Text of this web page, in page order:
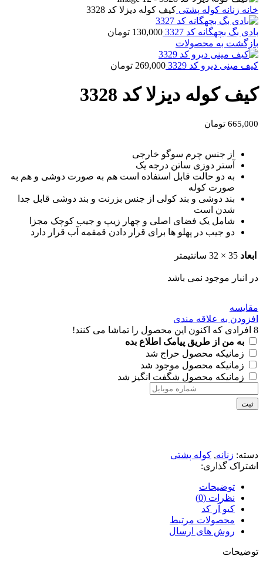
خانه زنانه کوله پشتی کیف کوله دیزلا کد 3328
بادی بگ بچهگانه کد 3327 130,000 تومان
بازگشت به محصولات
کیف مینی دیرو کد 3329 269,000 تومان
کیف کوله دیزلا کد 3328
665,000 تومان
از جنس چرم سوگو خارجی
آستر دوزی ساتن درجه یک
به دو حالت قابل استفاده است هم به صورت دوشی و هم به
صورت کوله
بند دوشی و بند کولی از جنس بزرنت و بند دوشی قابل جدا
شدن است
شامل یک فضای اصلی و چهار زیپ و جیب کوچک مجزا
دو جیب در پهلو ها برای قرار دادن قمقمه آب قرار دارد
ابعاد 35 × 32 سانتیمتر
در انبار موجود نمی باشد
مقايسه
افزودن به علاقه مندی
8 افرادی که اکنون این محصول را تماشا می کنند!
به من از طریق پیامک اطلاع بده
زمانیکه محصول حراج شد
زمانیکه محصول موجود شد
زمانیکه محصول شگفت انگیز شد
ثبت
دسته: زنانه, کوله پشتی
اشتراک گذاری:
توضیحات
نظرات (0)
کیو آر کد
محصولات مرتبط
روش های ارسال
توضیحات